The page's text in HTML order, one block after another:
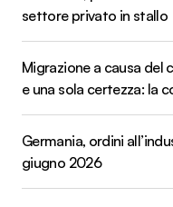
settore privato in stallo
Migrazione a causa
e una sola certezza: la
Germania, ordini
giugno 2026